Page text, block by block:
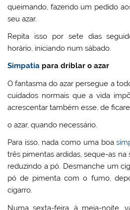
queimando, fazendo um pedido
seu azar.
Repita isso por sete dias
horário, iniciando num sábado.
Simpatia para driblar o azar
O fantasma do azar persegue a
cuidados normais que a vida
acrescentar também esse, de
o azar, quando necessário.
Para isso, nada como uma boa
três pimentas ardidas, seque-as na
reduzindo a pó. Desmanche um
pó de pimenta com o fumo,
cigarro.
Numa sexta-feira, à meia-noite,